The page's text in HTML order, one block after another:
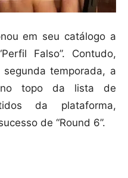
em seu catálogo a
Falso”. Contudo,
temporada, a
topo da lista de
da plataforma,
de “Round 6”.